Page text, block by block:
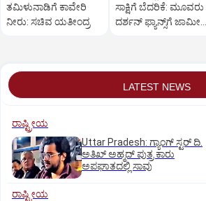
ತಮಿಳುನಾಡಿಗೆ ಕಾವೇರಿ
ನೀರು: ಸಚಿವ ಯತೀಂದ್ರ
ಸಾಕ್ಷಿಗೆ ಬೆದರಿಕೆ: ಮೂವರು
ದರ್ಶನ್‌ ಫ್ಯಾನ್ಸ್‌ಗೆ ಜಾಮೀನು
LATEST NEWS
ರಾಷ್ಟ್ರೀಯ
Uttar Pradesh: ಗ್ಯಾಂಗ್ ಸ್ಟರ್‌ ದಿ.
ಅತಿಖ್ ಅಹ್ಮದ್ ಪುತ್ರ ಕಾರು
ಅಪಘಾತದಲ್ಲಿ ಸಾವು
ರಾಷ್ಟ್ರೀಯ